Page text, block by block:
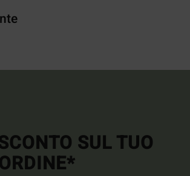
SUL TUO